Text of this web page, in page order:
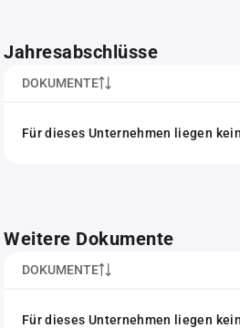
Jahresabschlüsse
DOKUMENTE
Für dieses Unternehmen liegen
Weitere Dokumente
DOKUMENTE
Für dieses Unternehmen liegen